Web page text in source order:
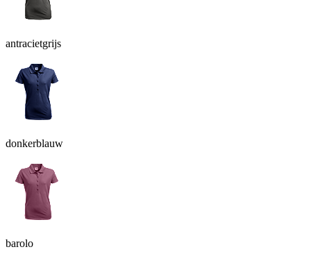
antracietgrijs
donkerblauw
barolo